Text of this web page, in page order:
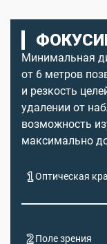
Минимальная
от 6 метров
и резкость
удалении от
возможность
максимально
Оптическая
Поле зрения